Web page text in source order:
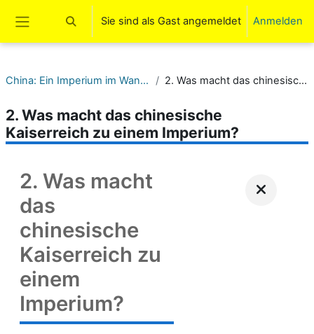
Website-Übersicht
Sucheingabe umschalten
Sie sind als Gast angemeldet Anmelden
China: Ein Imperium im Wandel - Das chinesische Kaiserreich 2. Was macht das chinesische Kaiserreich zu einem Imperium?
2. Was macht das chinesische
Kaiserreich zu einem Imperium?
2. Was macht
das
chinesische
Kaiserreich zu
einem
Imperium?